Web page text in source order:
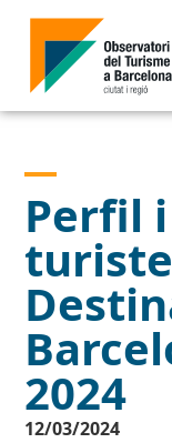
Perfil
2024
12/03/2024